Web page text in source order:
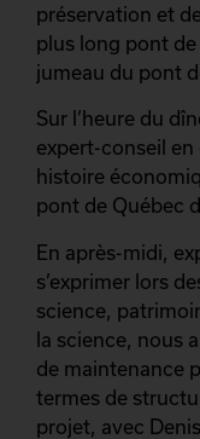
préservation et
plus long pont
jumeau du pont
Sur l’heure du
expert-conseil
histoire
pont de Québec
En après-midi,
s’exprimer lors
science,
la science, nous
de maintenance
termes de
projet, avec